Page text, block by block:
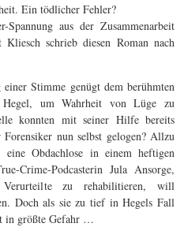
Ein tödlicher Fehler?
aus der Zusammenarbeit
schrieb diesen Roman nach
Stimme genügt dem berühmten
Hegel, um Wahrheit von Lüge zu
konnten mit seiner Hilfe bereits
nun selbst gelogen? Allzu
eine Obdachlose in einem heftigen
Crime-Podcasterin Jula Ansorge,
Verurteilte zu rehabilitieren, will
Doch als sie zu tief in Hegels Fall
in größte Gefahr …